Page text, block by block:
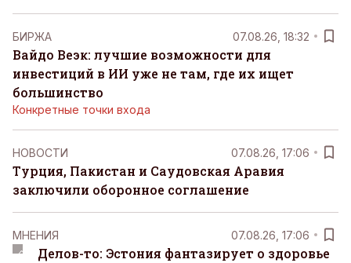
БИРЖА 07.08.26, 18:32
Вайдо Веэк: лучшие возможности для
инвестиций в ИИ уже не там, где их ищет
большинство
Конкретные точки входа
НОВОСТИ 07.08.26, 17:06
Турция, Пакистан и Саудовская Аравия
заключили оборонное соглашение
MНЕНИЯ 07.08.26, 17:06
Делов-то: Эстония фантазирует о здоровье